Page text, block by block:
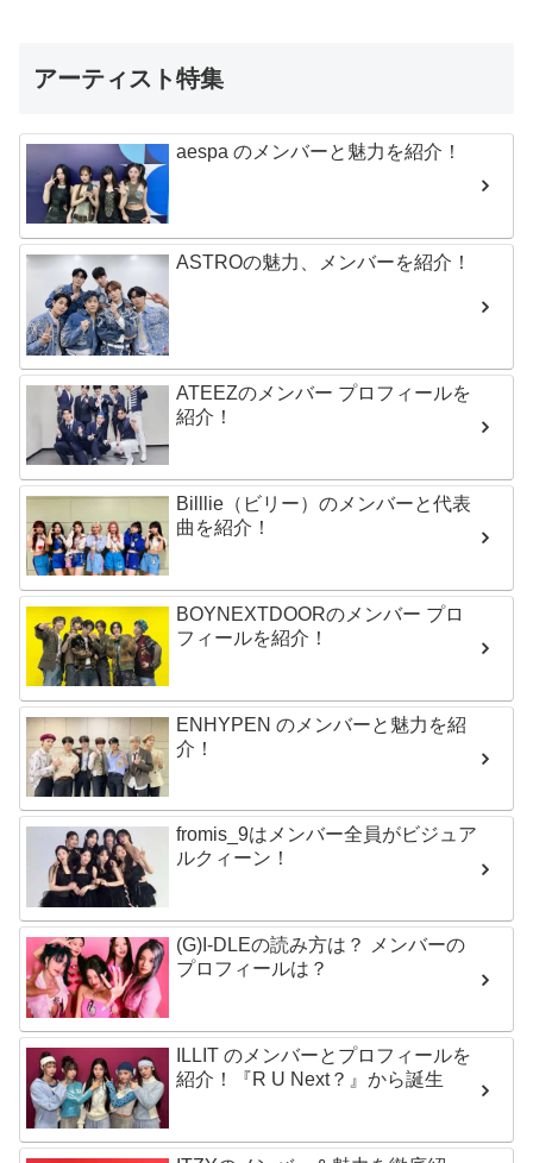
アーティスト特集
aespa のメンバーと魅力を紹介！
ASTROの魅力、メンバーを紹介！
ATEEZのメンバー プロフィールを
紹介！
Billlie（ビリー）のメンバーと代表
曲を紹介！
BOYNEXTDOORのメンバー プロ
フィールを紹介！
ENHYPEN のメンバーと魅力を紹
介！
fromis_9はメンバー全員がビジュア
ルクィーン！
(G)I-DLEの読み方は？ メンバーの
プロフィールは？
ILLIT のメンバーとプロフィールを
紹介！『R U Next？』から誕生